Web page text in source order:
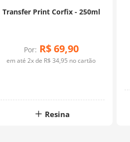
Transfer Print Corfix - 250ml
Por: R$69,90
em até2x de R$ 34,95 no cartão
Resina